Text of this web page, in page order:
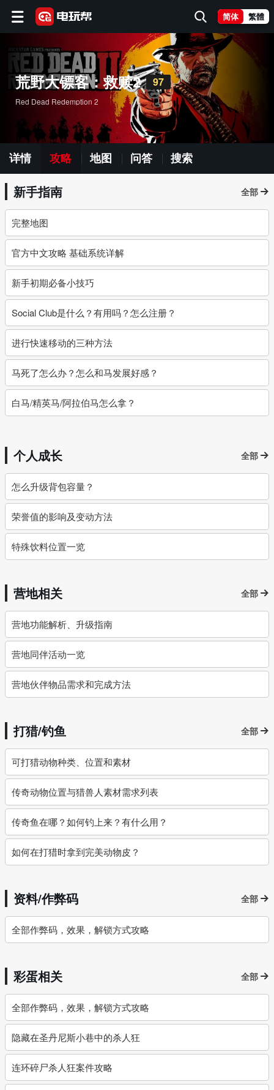
简体 繁體
荒野大镖客：救赎2 97
Red Dead Redemption 2
详情 攻略 地图 问答 搜索
新手指南 全部
完整地图
官方中文攻略 基础系统详解
新手初期必备小技巧
Social Club是什么？有用吗？怎么注册？
进行快速移动的三种方法
马死了怎么办？怎么和马发展好感？
白马/精英马/阿拉伯马怎么拿？
个人成长 全部
怎么升级背包容量？
荣誉值的影响及变动方法
特殊饮料位置一览
营地相关 全部
营地功能解析、升级指南
营地同伴活动一览
营地伙伴物品需求和完成方法
打猎/钓鱼 全部
可打猎动物种类、位置和素材
传奇动物位置与猎兽人素材需求列表
传奇鱼在哪？如何钓上来？有什么用？
如何在打猎时拿到完美动物皮？
资料/作弊码 全部
全部作弊码，效果，解锁方式攻略
彩蛋相关 全部
全部作弊码，效果，解锁方式攻略
隐藏在圣丹尼斯小巷中的杀人狂
连环碎尸杀人狂案件攻略